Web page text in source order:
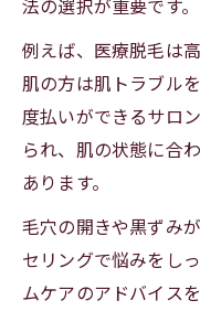
法の選択が重要です。
例えば、医療脱毛は
肌の方は肌トラブル
度払いができるサロ
られ、肌の状態に合
あります。
毛穴の開きや黒ずみ
セリングで悩みをし
ムケアのアドバイス